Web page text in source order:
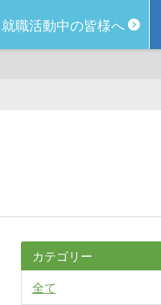
就職活動中の皆様へ
カテゴリー
全て